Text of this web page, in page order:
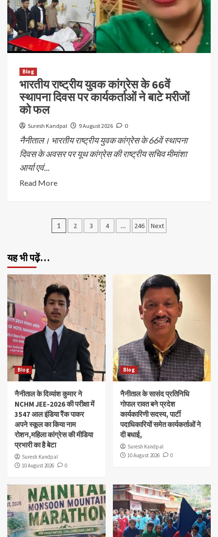
Blog
भारतीय राष्ट्रीय युवक कांग्रेस के 66वें
स्थापना दिवस पर कार्यकर्ताओं ने बाटे मरीजों
को फल
Suresh Kandpal 9 August 2026 0
नैनीताल। भारतीय राष्ट्रीय युवक कांग्रेस के 66वें स्थापना
दिवस के अवसर पर यूथ कांग्रेस की राष्ट्रीय सचिव मीमांशा
आर्या एवं...
Read More
Posts
1 2 3 4 … 246 Next
यह भी पढ़ें…
Blog
नैनीताल के दिव्यांश‌ कुमार ने
NCHM JEE-2026 की परीक्षा में
3547 आल इंडिया रैंक पाकर
अपने स्कूल का किया नाम
रोशन,महिला कांग्रेस की मीडिया
प्रभारी का है बेटा
Suresh Kandpal
10 August 2026
0
Blog
नैनीताल के सासंद प्रतिनिधि
गोपाल रावत बने प्रदेश
कार्यकारिणी सदस्य, पार्टी
पदाधिकारियों समेत कार्यकर्ताओं ने
दी बधाई,
Suresh Kandpal
10 August 2026
0